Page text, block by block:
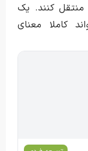
منتقل کنند. یک
کاملا معنای